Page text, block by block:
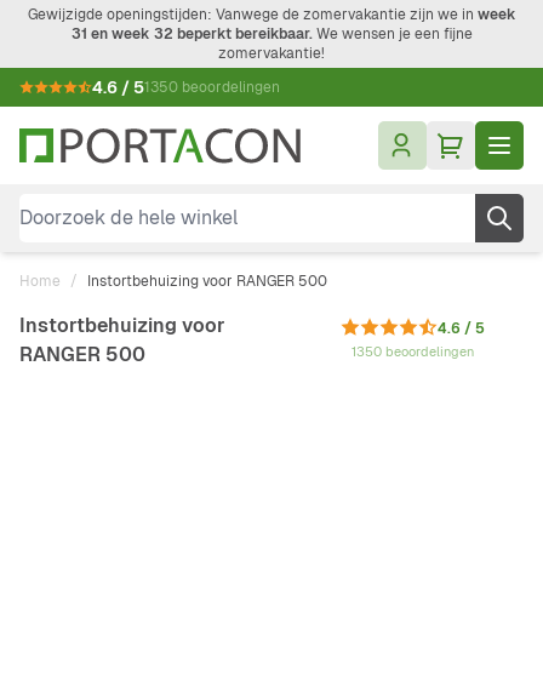
Ga naar de inhoud
Gewijzigde openingstijden: Vanwege de zomervakantie zijn we in week
31 en week 32 beperkt bereikbaar.We wensen je een fijne
zomervakantie!
4.6 / 51350 beoordelingen
Doorzoek de hele winkel
Home / Instortbehuizing voor RANGER 500
Instortbehuizing voor
RANGER 500
4.6 / 5
1350 beoordelingen